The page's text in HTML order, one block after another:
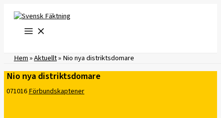
innehåll
Hem»Aktuellt»Nio nya distriktsdomare
Nio nya distriktsdomare
071016Förbundskaptener